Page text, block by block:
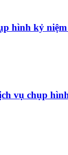
hình kỷ
vụ chụp